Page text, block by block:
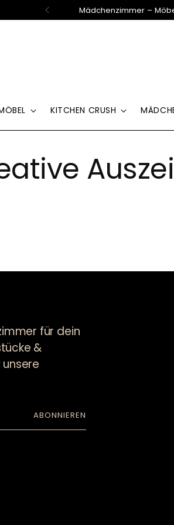
Mädchenzimmer –
KITCHEN CRUSH
für dein
&
ABONNIEREN